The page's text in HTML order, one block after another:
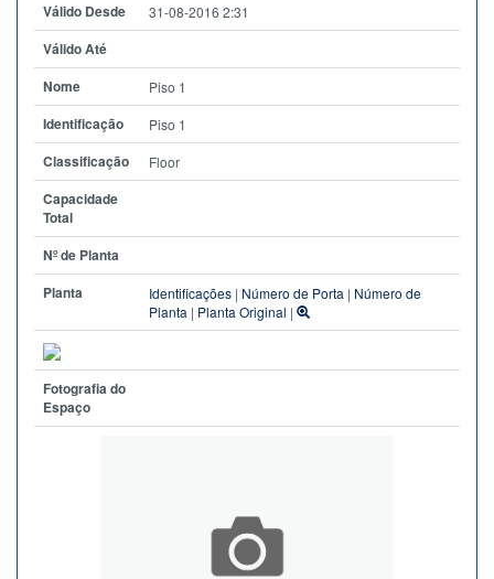
Válido Desde
31-08-2016 2:31
Válido Até
Nome
Piso 1
Identificação Piso 1
Classificação Floor
Capacidade
Total
Nº de Planta
Planta
Identificações | Número de Porta | Número de
Planta | Planta Original |
Fotografia do
Espaço